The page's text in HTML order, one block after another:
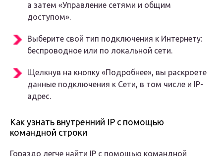
а затем «Управление сетями и общим
доступом».
Выберите свой тип подключения к Интернету:
беспроводное или по локальной сети.
Щелкнув на кнопку «Подробнее», вы раскроете
данные подключения к Сети, в том числе и IP-
адрес.
Как узнать внутренний IP с помощью
командной строки
Гораздо легче найти IP с помощью командной